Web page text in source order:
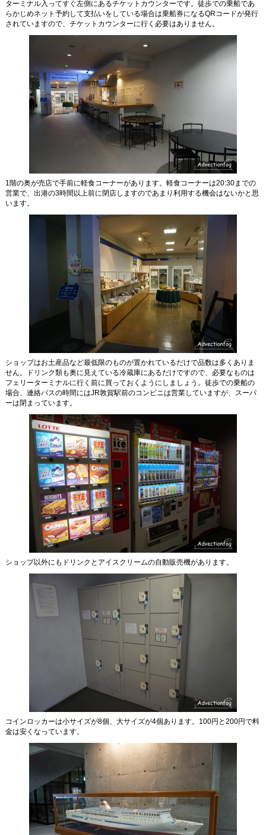
ターミナル入ってすぐ左側にあるチケットカウンターです。徒歩での乗船であ
らかじめネット予約して支払いをしている場合は乗船券になるQRコードが発行
されていますので、チケットカウンターに行く必要はありません。
1階の奥が売店で手前に軽食コーナーがあります。軽食コーナーは20:30までの
営業で、出港の3時間以上前に閉店しますのであまり利用する機会はないかと思
います。
ショップはお土産品など最低限のものが置かれているだけで品数は多くありま
せん。ドリンク類も奥に見えている冷蔵庫にあるだけですので、必要なものは
フェリーターミナルに行く前に買っておくようにしましょう。徒歩での乗船の
場合、連絡バスの時間にはJR敦賀駅前のコンビニは営業していますが、スーパ
ーは閉まっています。
ショップ以外にもドリンクとアイスクリームの自動販売機があります。
コインロッカーは小サイズが8個、大サイズが4個あります。100円と200円で料
金は安くなっています。